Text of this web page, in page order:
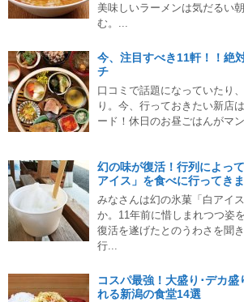
美味しいラーメンは気だるい
む。...
今、注目すべき11軒！！絶
チ
口コミで話題になっていたり
り。今、行っておきたい新店
ード！休日のお昼ごはんがマ
幻の味が復活！行列によっ
アイス」を食べに行ってきま
みなさんは幻の氷菓「白アイ
か。11年前に惜しまれつつ姿
復活を遂げたとのうわさを聞
行...
コスパ最強！大盛り･デカ盛
れる新潟の食堂14選